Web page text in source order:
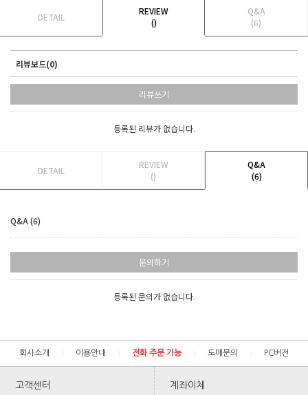
DETAIL
REVIEW
()
Q&A
(6)
리뷰보드(0)
리뷰쓰기
등록된 리뷰가 없습니다.
DETAIL
REVIEW
()
Q&A
(6)
Q&A (6)
문의하기
등록된 문의가 없습니다.
회사소개 이용안내 전화 주문 가능 도매문의 PC버전
고객센터 계좌이체